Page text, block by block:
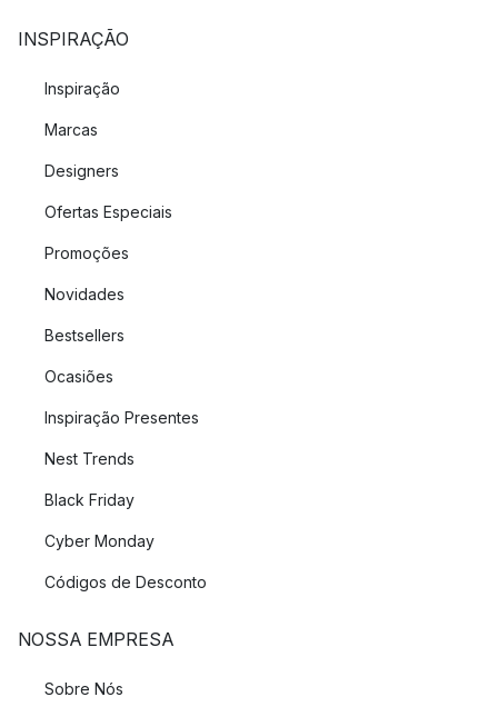
INSPIRAÇÃO
Inspiração
Marcas
Designers
Ofertas Especiais
Promoções
Novidades
Bestsellers
Ocasiões
Inspiração Presentes
Nest Trends
Black Friday
Cyber Monday
Códigos de Desconto
NOSSA EMPRESA
Sobre Nós